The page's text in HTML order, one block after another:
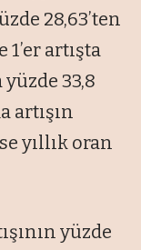
28,63’ten
artışta
yüzde 33,8
artışın
yıllık oran
yüzde